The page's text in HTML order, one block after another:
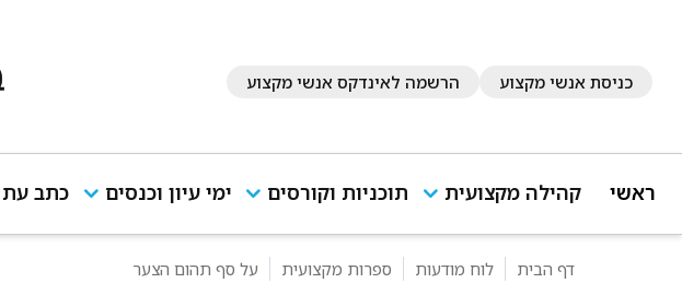
כניסת אנשי מקצוע הרשמה לאינדקס אנשי מקצוע
ראשי קהילה מקצועית תוכניות וקורסים ימי עיון וכנסים כתב עת
דף הבית לוח מודעות ספרות מקצועית על סף תהום הצער